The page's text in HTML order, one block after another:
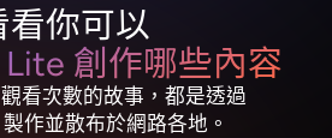
看你可以
Lite 創作哪些內容
看次數的故事，都是透過
作並散布於網路各地。
PixelRonin
Momo The Moshroom